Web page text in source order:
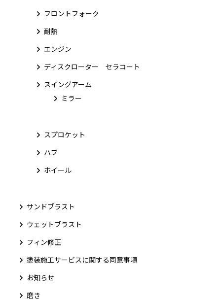
フロントフォーク
耐熱
エンジン
ディスクローター セラコート
スイングアーム
ミラー
スプロケット
ハブ
ホイール
サンドブラスト
ウェットブラスト
フィン修正
塗装施工サービスに関する同意事項
お知らせ
磨き